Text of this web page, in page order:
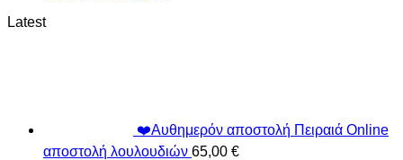
Latest
❤️Αυθημερόν αποστολή Πειραιά Online
αποστολή λουλουδιών 65,00 €